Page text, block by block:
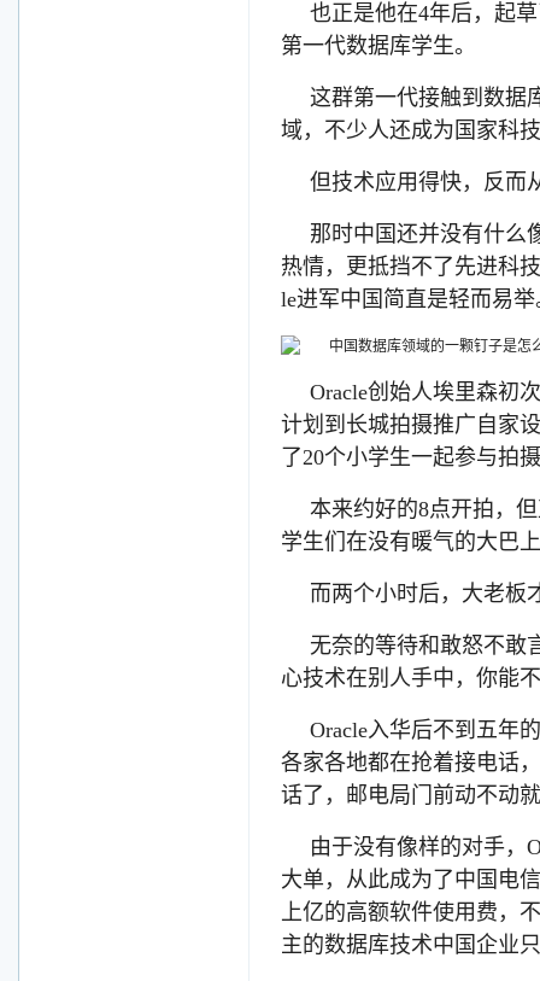
也正是他在4年后，起
第一代数据库学生。
这群第一代接触到数据
域，不少人还成为国家科
但技术应用得快，反而
那时中国还并没有什么
热情，更抵挡不了先进科
le进军中国简直是轻而易举
Oracle创始人埃里森初
计划到长城拍摄推广自家
了20个小学生一起参与拍
本来约好的8点开拍，
学生们在没有暖气的大巴
而两个小时后，大老板
无奈的等待和敢怒不敢
心技术在别人手中，你能
Oracle入华后不到五年
各家各地都在抢着接电话
话了，邮电局门前动不动
由于没有像样的对手，
大单，从此成为了中国电
上亿的高额软件使用费，
主的数据库技术中国企业